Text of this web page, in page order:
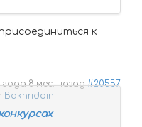
к
года 8 мес. назад #20557
Bakhriddin